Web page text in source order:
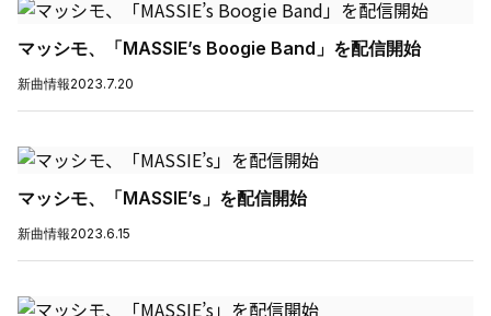
マッシモ、「MASSIE’s Boogie Band」を配信開始
新曲情報2023.7.20
マッシモ、「MASSIE’s」を配信開始
新曲情報2023.6.15